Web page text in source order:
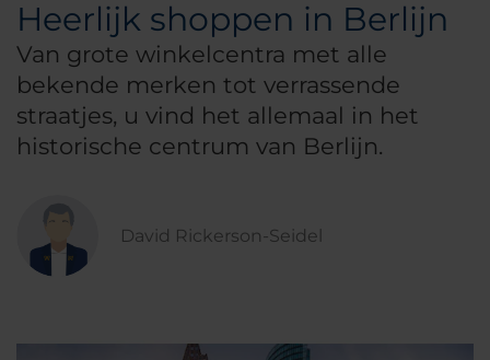
Heerlijk shoppen in Berlijn
Van grote winkelcentra met alle
bekende merken tot verrassende
straatjes, u vind het allemaal in het
historische centrum van Berlijn.
David Rickerson-Seidel